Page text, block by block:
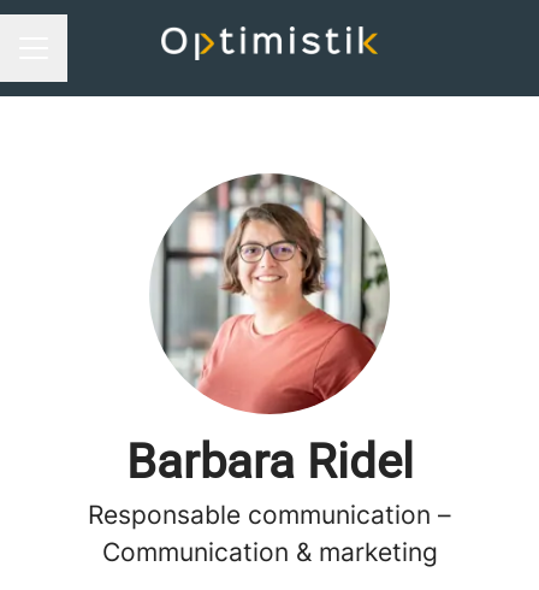
Barbara Ridel
Responsable communication –
Communication & marketing